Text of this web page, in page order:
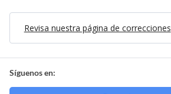
Revisa nuestra página de correcciones
Síguenos en: